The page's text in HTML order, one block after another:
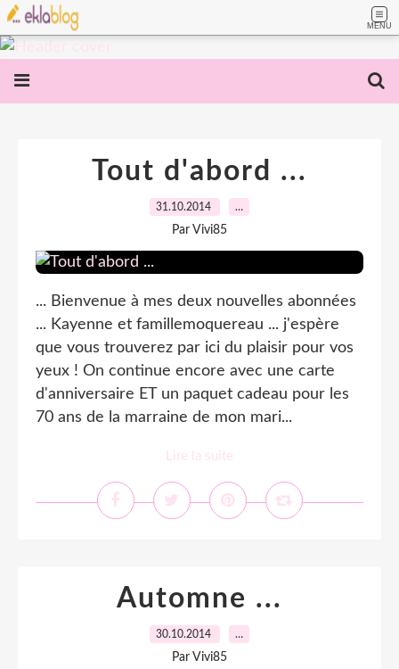
MENU
Tout d'abord ...
31.10.2014 …
Par Vivi85
... Bienvenue à mes deux nouvelles abonnées
... Kayenne et famillemoquereau ... j'espère
que vous trouverez par ici du plaisir pour vos
yeux ! On continue encore avec une carte
d'anniversaire ET un paquet cadeau pour les
70 ans de la marraine de mon mari...
Lire la suite
Automne ...
30.10.2014 …
Par Vivi85